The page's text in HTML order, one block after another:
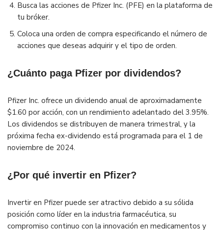
Busca las acciones de Pfizer Inc. (PFE) en la plataforma de
tu bróker.
Coloca una orden de compra especificando el número de
acciones que deseas adquirir y el tipo de orden.
¿Cuánto paga Pfizer por dividendos?
Pfizer Inc. ofrece un dividendo anual de aproximadamente
$1.60 por acción, con un rendimiento adelantado del 3.95%.
Los dividendos se distribuyen de manera trimestral, y la
próxima fecha ex-dividendo está programada para el 1 de
noviembre de 2024.
¿Por qué invertir en Pfizer?
Invertir en Pfizer puede ser atractivo debido a su sólida
posición como líder en la industria farmacéutica, su
compromiso continuo con la innovación en medicamentos y